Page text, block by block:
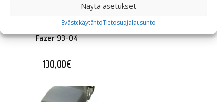
Näytä asetukset
EvästekäytäntöTietosuojalausunto
peräteline Yamaha FZS600
Fazer 98-04
130,00€